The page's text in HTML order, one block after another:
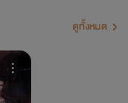
ดูทั้งหมด